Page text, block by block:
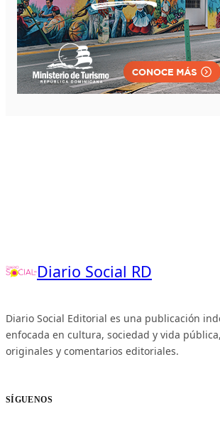
Diario Social RD
Diario Social Editorial es una publicación
enfocada en cultura, sociedad y vida
originales y comentarios editoriales.
SÍGUENOS